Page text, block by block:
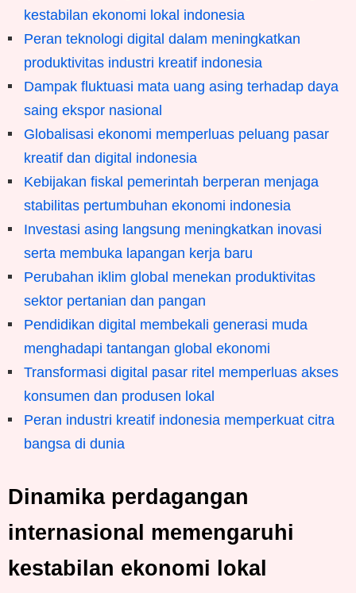
kestabilan ekonomi lokal indonesia
Peran teknologi digital dalam meningkatkan
produktivitas industri kreatif indonesia
Dampak fluktuasi mata uang asing terhadap daya
saing ekspor nasional
Globalisasi ekonomi memperluas peluang pasar
kreatif dan digital indonesia
Kebijakan fiskal pemerintah berperan menjaga
stabilitas pertumbuhan ekonomi indonesia
Investasi asing langsung meningkatkan inovasi
serta membuka lapangan kerja baru
Perubahan iklim global menekan produktivitas
sektor pertanian dan pangan
Pendidikan digital membekali generasi muda
menghadapi tantangan global ekonomi
Transformasi digital pasar ritel memperluas akses
konsumen dan produsen lokal
Peran industri kreatif indonesia memperkuat citra
bangsa di dunia
Dinamika perdagangan
internasional memengaruhi
kestabilan ekonomi lokal